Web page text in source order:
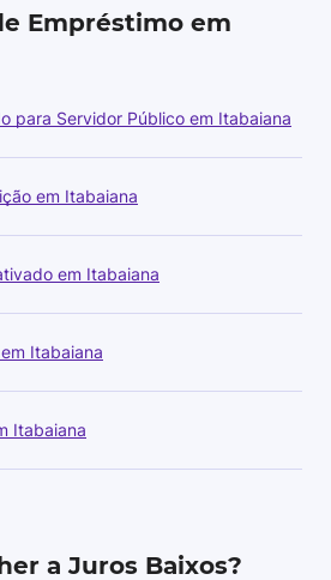
Empréstimo em
para Servidor Público em Itabaiana
em Itabaiana
em Itabaiana
Itabaiana
Itabaiana
a Juros Baixos?